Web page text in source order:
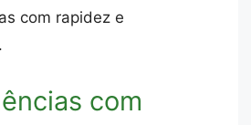
com rapidez e
com